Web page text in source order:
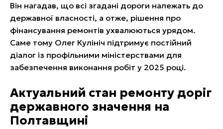
Він нагадав, що всі згадані дороги належать до
державної власності, а отже, рішення про
фінансування ремонтів ухвалюються урядом.
Саме тому Олег Кулініч підтримує постійний
діалог із профільними міністерствами для
забезпечення виконання робіт у 2025 році.
Актуальний стан ремонту доріг
державного значення на
Полтавщині